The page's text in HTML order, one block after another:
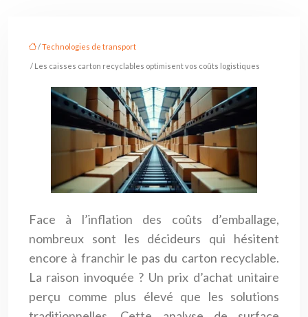
/Technologies de transport
/ Les caisses carton recyclables optimisent vos coûts logistiques
Face à l’inflation des coûts d’emballage,
nombreux sont les décideurs qui hésitent
encore à franchir le pas du carton recyclable.
La raison invoquée ? Un prix d’achat unitaire
perçu comme plus élevé que les solutions